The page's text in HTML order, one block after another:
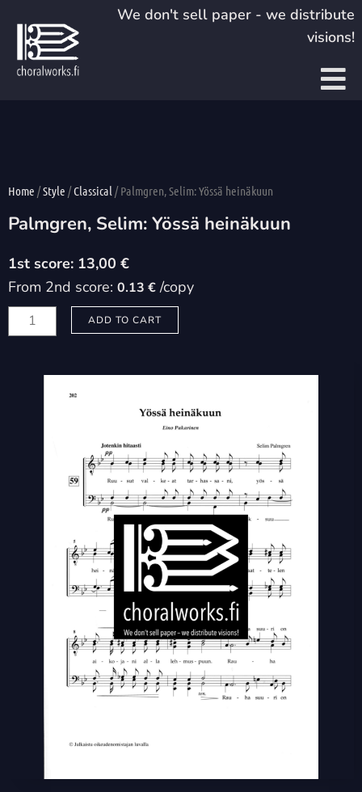
content
We don't sell paper - we distribute
visions!
Home /Style /Classical / Palmgren, Selim: Yössä heinäkuun
Palmgren, Selim: Yössä heinäkuun
13,00 €
From 2nd score: 0.13 € /copy
Palmgren,
Selim:
ADD TO CART